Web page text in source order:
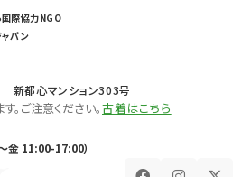
際協力NGO
パン
都心マンション303号
。ご注意ください。古着はこちら
金 11:00-17:00）